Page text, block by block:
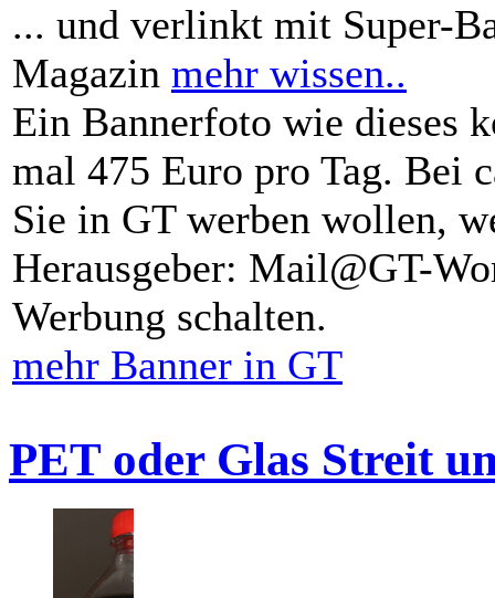
... und verlinkt mit Super-
Magazin mehr wissen..
Ein Bannerfoto wie dieses
mal 475 Euro pro Tag. Bei
Sie in GT werben wollen,
Herausgeber: Mail@GT-
Werbung schalten.
mehr Banner in GT
PET oder Glas Streit